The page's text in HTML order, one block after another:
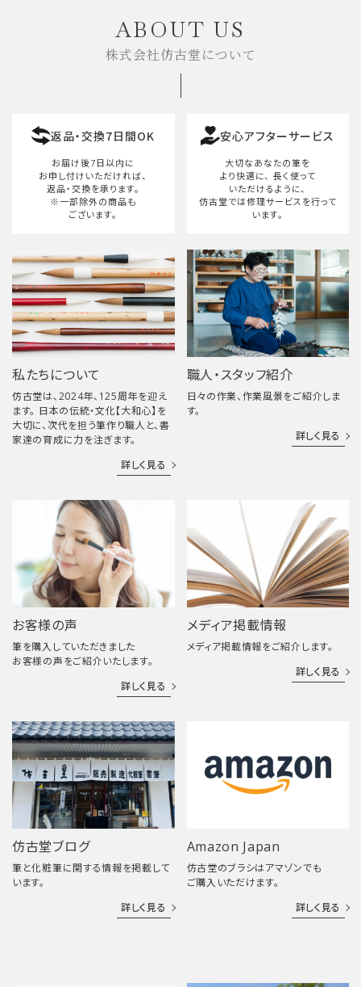
ABOUT US
株式会社仿古堂について
返品・交換7日間OK
お届け後7日以内に
お申し付けいただければ、
返品・交換を承ります。
※一部除外の商品も
ございます。
安心アフターサービス
大切なあなたの筆を
より快適に、 長く使って
いただけるように、
仿古堂では修理サービスを行って
います。
私たちについて
仿古堂は、2024年、125周年を迎え
ます。 日本の伝統・文化【大和心】を
大切に、次代を担う筆作り職人と、書
家達の育成に力を注ぎます。
詳しく見る
職人・スタッフ紹介
日々の作業、作業風景をご紹介しま
す。
詳しく見る
お客様の声
筆を購入していただきました
お客様の声をご紹介いたします。
詳しく見る
メディア掲載情報
メディア掲載情報をご紹介します。
詳しく見る
仿古堂ブログ
筆と化粧筆に関する情報を掲載して
います。
詳しく見る
Amazon Japan
仿古堂のブラシはアマゾンでも
ご購入いただけます。
詳しく見る